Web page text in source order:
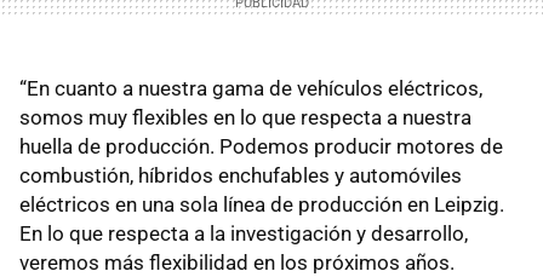
“En cuanto a nuestra gama de vehículos eléctricos,
somos muy flexibles en lo que respecta a nuestra
huella de producción. Podemos producir motores de
combustión, híbridos enchufables y automóviles
eléctricos en una sola línea de producción en Leipzig.
En lo que respecta a la investigación y desarrollo,
veremos más flexibilidad en los próximos años.